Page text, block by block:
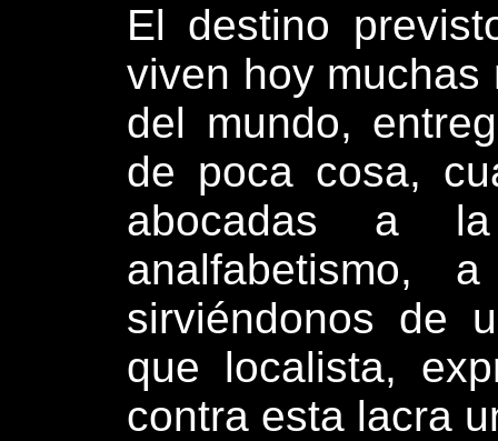
El destino
viven hoy muchas
del mundo,
de poca cosa,
abocadas a
analfabetismo,
sirviéndonos de
que localista,
contra esta lacra